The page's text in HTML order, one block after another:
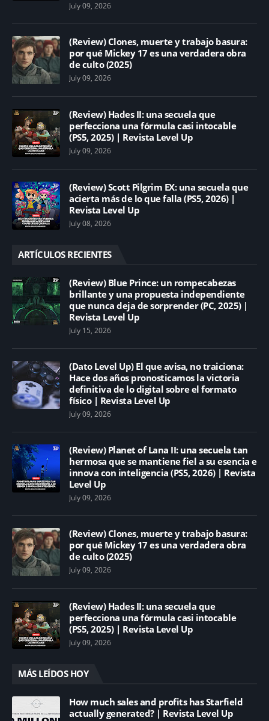
July 09, 2026
(Review) Clones, muerte y trabajo basura:
por qué Mickey 17 es una verdadera obra
de culto (2025)
July 09, 2026
(Review) Hades II: una secuela que
perfecciona una fórmula casi intocable
(PS5, 2025) | Revista Level Up
July 09, 2026
(Review) Scott Pilgrim EX: una secuela que
acierta más de lo que falla (PS5, 2026) |
Revista Level Up
July 08, 2026
ARTÍCULOS RECIENTES
(Review) Blue Prince: un rompecabezas
brillante y una propuesta independiente
que nunca deja de sorprender (PC, 2025) |
Revista Level Up
July 15, 2026
(Dato Level Up) El que avisa, no traiciona:
Hace dos años pronosticamos la victoria
definitiva de lo digital sobre el formato
físico | Revista Level Up
July 09, 2026
(Review) Planet of Lana II: una secuela tan
hermosa que se mantiene fiel a su esencia e
innova con inteligencia (PS5, 2026) | Revista
Level Up
July 09, 2026
(Review) Clones, muerte y trabajo basura:
por qué Mickey 17 es una verdadera obra
de culto (2025)
July 09, 2026
(Review) Hades II: una secuela que
perfecciona una fórmula casi intocable
(PS5, 2025) | Revista Level Up
July 09, 2026
MÁS LEÍDOS HOY
How much sales and profits has Starfield
actually generated? | Revista Level Up